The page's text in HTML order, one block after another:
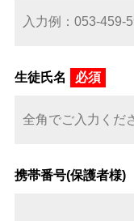
生徒氏名 必須
携帯番号(保護者様)